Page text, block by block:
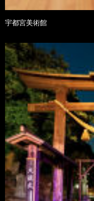
宇都宮美術館